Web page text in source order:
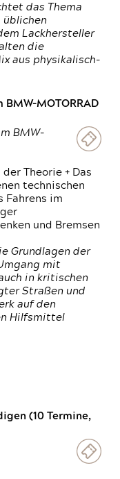
das Thema
üblichen
Lackhersteller
die
aus physikalisch-
MOTORRAD
BMW-
Theorie + Das
technischen
Fahrens im
und Bremsen
Grundlagen der
mit
in kritischen
Straßen und
auf den
Hilfsmittel
(10 Termine,